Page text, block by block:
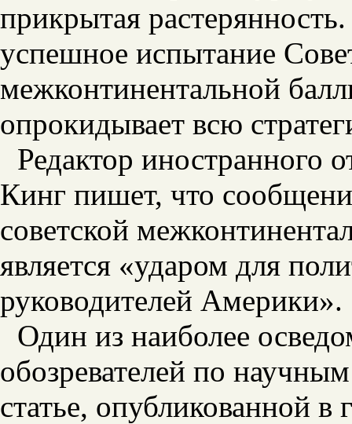
прикрытая
успешное испытание
межконтинентальной
опрокидывает всю
Редактор иностранного
Кинг пишет, что
советской
является «ударом для
руководителей Америки».
Один из наиболее
обозревателей по
статье, опубликованной в